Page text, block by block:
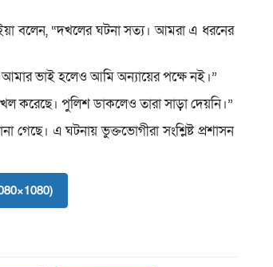
বলেন, “দখলের ঘটনা সত্য। আমরা এ ধরনের
ভাই হলেও আমি অন্যায়ের পক্ষে নই।”
করেছে। পুলিশ ডাকলেও তারা সাড়া দেয়নি।”
গেছে। এ ঘটনায় ভুক্তভোগীরা সংশ্লিষ্ট প্রশাসন